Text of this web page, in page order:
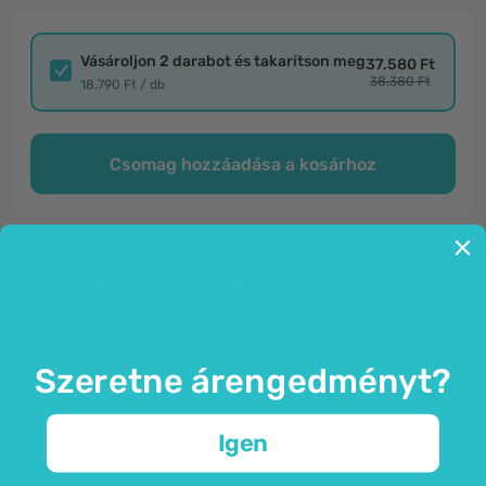
Vásároljon 2 darabot és takarítson meg
18.790 Ft / db
37.580 Ft
38.380 Ft
Csomag hozzáadása a kosárhoz
Mandulafehérje – nagyon magas fehérje
tartalom (50 - 55%).
Szeretne árengedményt?
Igen